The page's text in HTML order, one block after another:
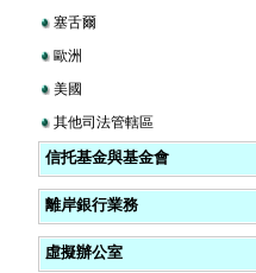
塞舌爾
歐洲
美國
其他司法管轄區
信托基金與基金會
離岸銀行業務
虛擬辦公室